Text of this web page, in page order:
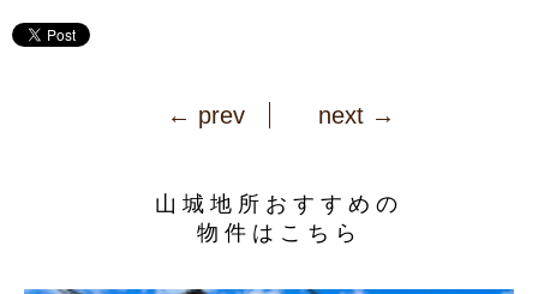
← prev next →
山城地所おすすめの
物件はこちら